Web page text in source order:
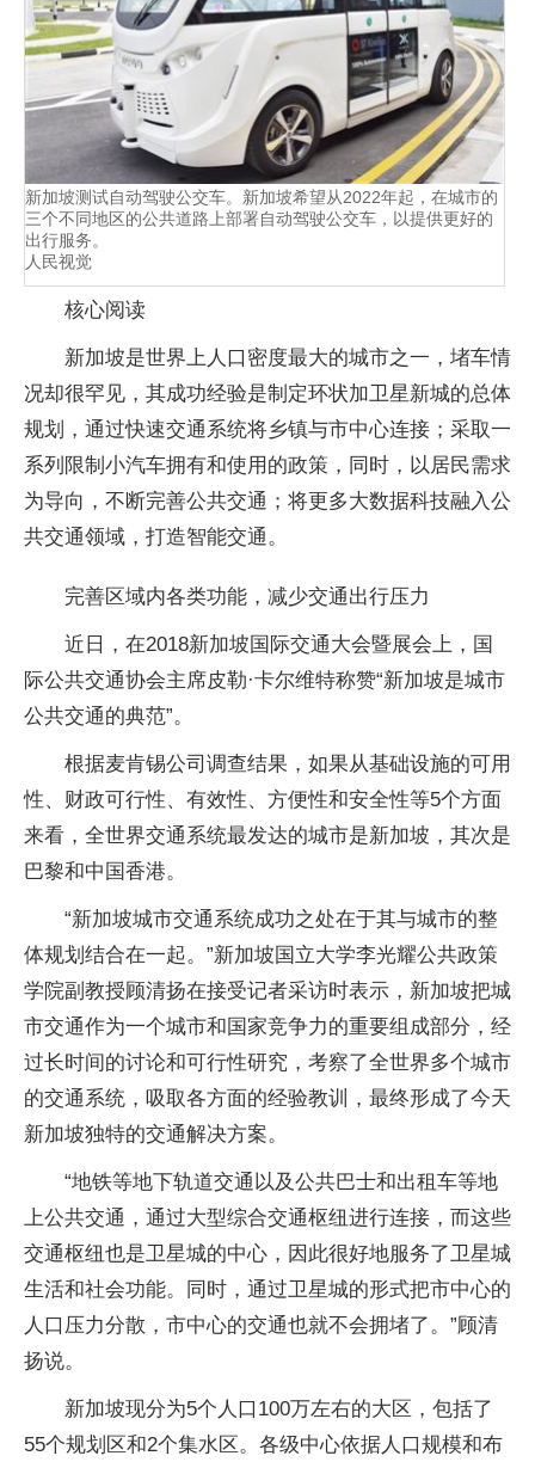
新加坡测试自动驾驶公交车。新加坡希望从2022年起，在城市的
三个不同地区的公共道路上部署自动驾驶公交车，以提供更好的
出行服务。
人民视觉
核心阅读
新加坡是世界上人口密度最大的城市之一，堵车情
况却很罕见，其成功经验是制定环状加卫星新城的总体
规划，通过快速交通系统将乡镇与市中心连接；采取一
系列限制小汽车拥有和使用的政策，同时，以居民需求
为导向，不断完善公共交通；将更多大数据科技融入公
共交通领域，打造智能交通。
完善区域内各类功能，减少交通出行压力
近日，在2018新加坡国际交通大会暨展会上，国
际公共交通协会主席皮勒·卡尔维特称赞“新加坡是城市
公共交通的典范”。
根据麦肯锡公司调查结果，如果从基础设施的可用
性、财政可行性、有效性、方便性和安全性等5个方面
来看，全世界交通系统最发达的城市是新加坡，其次是
巴黎和中国香港。
“新加坡城市交通系统成功之处在于其与城市的整
体规划结合在一起。”新加坡国立大学李光耀公共政策
学院副教授顾清扬在接受记者采访时表示，新加坡把城
市交通作为一个城市和国家竞争力的重要组成部分，经
过长时间的讨论和可行性研究，考察了全世界多个城市
的交通系统，吸取各方面的经验教训，最终形成了今天
新加坡独特的交通解决方案。
“地铁等地下轨道交通以及公共巴士和出租车等地
上公共交通，通过大型综合交通枢纽进行连接，而这些
交通枢纽也是卫星城的中心，因此很好地服务了卫星城
生活和社会功能。同时，通过卫星城的形式把市中心的
人口压力分散，市中心的交通也就不会拥堵了。”顾清
扬说。
新加坡现分为5个人口100万左右的大区，包括了
55个规划区和2个集水区。各级中心依据人口规模和布